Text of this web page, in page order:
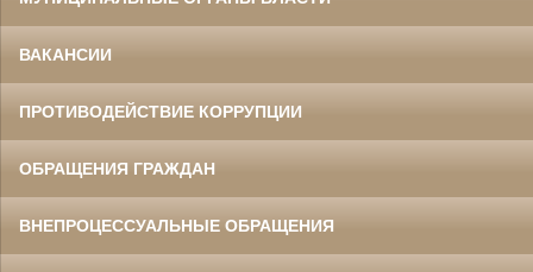
ВАКАНСИИ
ПРОТИВОДЕЙСТВИЕ КОРРУПЦИИ
ОБРАЩЕНИЯ ГРАЖДАН
ВНЕПРОЦЕССУАЛЬНЫЕ ОБРАЩЕНИЯ